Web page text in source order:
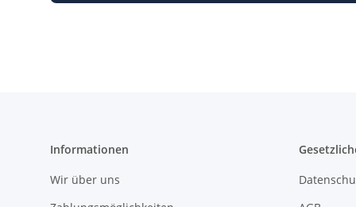
Informationen
Wir über uns